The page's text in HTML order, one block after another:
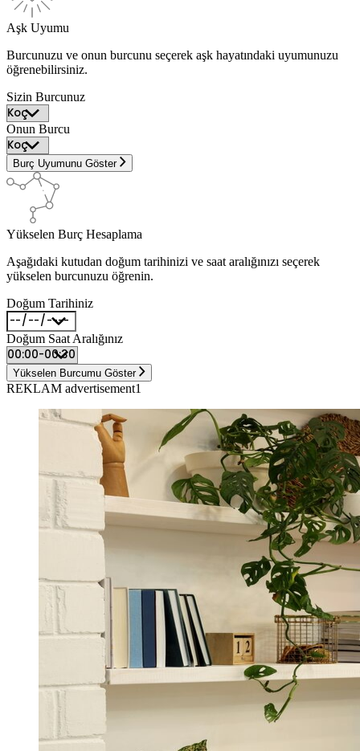
Aşk Uyumu
Burcunuzu ve onun burcunu seçerek aşk hayatındaki uyumunuzu
öğrenebilirsiniz.
Sizin Burcunuz
Onun Burcu
Burç Uyumunu Göster
Yükselen Burç Hesaplama
Aşağıdaki kutudan doğum tarihinizi ve saat aralığınızı seçerek
yükselen burcunuzu öğrenin.
Doğum Tarihiniz
Doğum Saat Aralığınız
Yükselen Burcumu Göster
REKLAM advertisement1